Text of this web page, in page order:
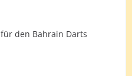
für den Bahrain Darts